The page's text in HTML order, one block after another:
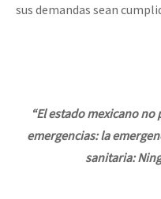
sus demandas sean
“El estado mexicano
emergencias: la
sanitaria: